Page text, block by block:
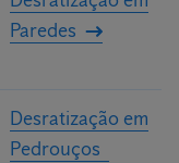
Paredes
Desratização em
Pedrouços